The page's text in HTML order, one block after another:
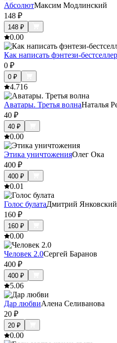
АбсолютМаксим Модлинский
148 ₽
148 ₽
0.00
Как написать фэнтези-бестселлер
0 ₽
0 ₽
4.716
Аватары. Третья волнаНаталья
40 ₽
40 ₽
0.00
Этика уничтоженияОлег Ока
400 ₽
400 ₽
0.01
Голос булатаДмитрий Янковский
160 ₽
160 ₽
0.00
Человек 2.0Сергей Баранов
400 ₽
400 ₽
5.06
Дар любвиАлена Селиванова
20 ₽
20 ₽
0.00